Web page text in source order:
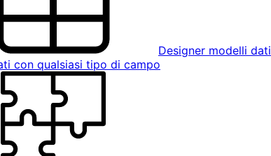
Designer modelli dati
con qualsiasi tipo di campo